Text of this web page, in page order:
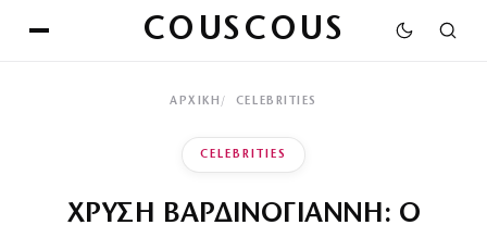
COUSCOUS
ΑΡΧΙΚΉ CELEBRITIES
CELEBRITIES
ΧΡΥΣΗ ΒΑΡΔΙΝΟΓΙΑΝΝΗ: Ο